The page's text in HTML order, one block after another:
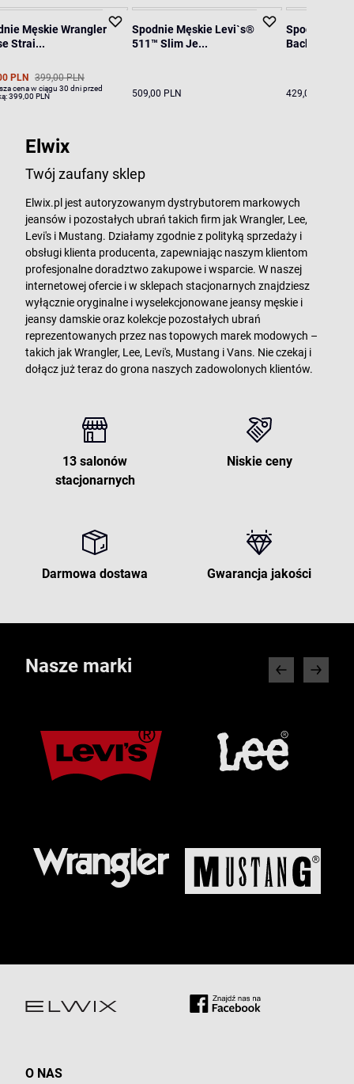
Męskie Wrangler
Strai...
PLN 399,00 PLN
cena w ciągu 30 dni przed
399,00 PLN
Spodnie Męskie Levi`s®
511™ Slim Je...
509,00 PLN
Spodnie
Backbeat 1...
429,00 PLN
Elwix
Twój zaufany sklep
Elwix.pl jest autoryzowanym dystrybutorem markowych
jeansów i pozostałych ubrań takich firm jak Wrangler, Lee,
Levi's i Mustang. Działamy zgodnie z polityką sprzedaży i
obsługi klienta producenta, zapewniając naszym klientom
profesjonalne doradztwo zakupowe i wsparcie. W naszej
internetowej ofercie i w sklepach stacjonarnych znajdziesz
wyłącznie oryginalne i wyselekcjonowane jeansy męskie i
jeansy damskie oraz kolekcje pozostałych ubrań
reprezentowanych przez nas topowych marek modowych –
takich jak Wrangler, Lee, Levi's, Mustang i Vans. Nie czekaj i
dołącz już teraz do grona naszych zadowolonych klientów.
13 salonów
stacjonarnych
Niskie ceny
Darmowa dostawa Gwarancja jakości
Nasze marki
O NAS